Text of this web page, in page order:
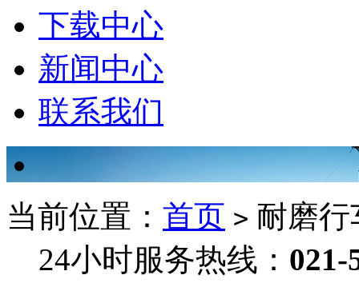
下载中心
新闻中心
联系我们
当前位置： 首页 > 耐磨
24小时服务热线： 021-